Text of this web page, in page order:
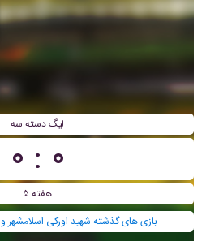
ليگ دسته سه
۰ : ۰
هفته ۵
بازی های گذشته شهید اورکی اسلامشهر